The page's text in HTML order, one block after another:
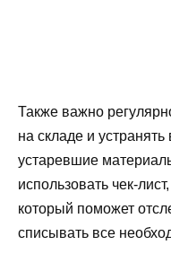
Также важно
на складе и
устаревшие
использовать чек-
который поможет
списывать все